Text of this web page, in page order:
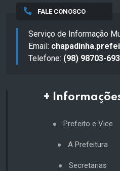
FALE CONOSCO
Serviço de Informação
Email:
Telefone: (98) 98703-
+
Prefeito e Vice
A Prefeitura
Secretarias